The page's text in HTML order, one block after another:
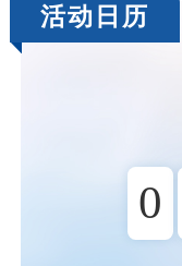
活动日历
0